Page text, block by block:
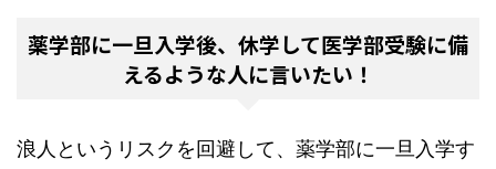
薬学部に一旦入学後、休学して医学部受験に備
えるような人に言いたい！
浪人というリスクを回避して、薬学部に一旦入学す